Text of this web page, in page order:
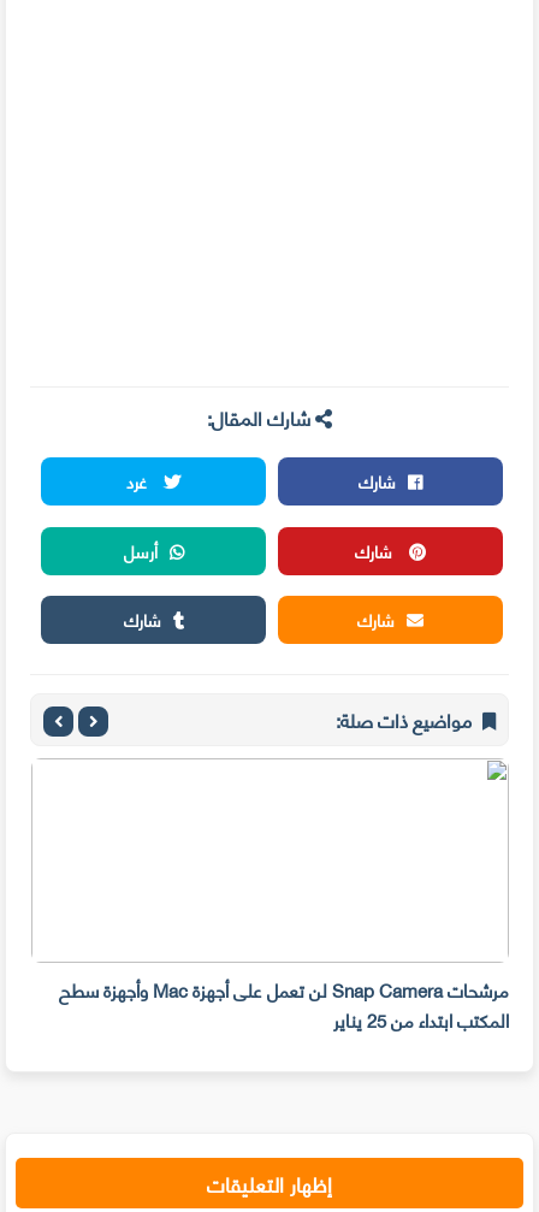
شارك المقال:
شارك
غرد
شارك
أرسل
شارك
شارك
مواضيع ذات صلة:
مرشحات Snap Camera لن تعمل على أجهزة Mac وأجهزة سطح
المكتب ابتداء من 25 يناير
إظهار التعليقات